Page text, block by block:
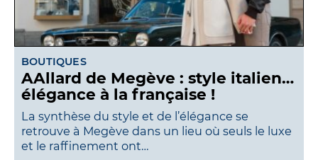
BOUTIQUES
AAllard de Megève : style italien…
élégance à la française !
La synthèse du style et de l’élégance se
retrouve à Megève dans un lieu où seuls le luxe
et le raffinement ont…